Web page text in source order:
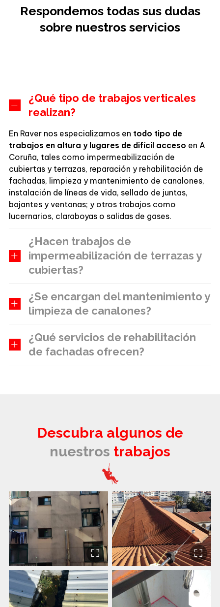
Respondemos todas sus dudas
sobre nuestros servicios
¿Qué tipo de trabajos verticales
realizan?
En Raver nos especializamos en todo tipo de
trabajos en altura y lugares de difícil acceso en A
Coruña, tales como impermeabilización de
cubiertas y terrazas, reparación y rehabilitación de
fachadas, limpieza y mantenimiento de canalones,
instalación de líneas de vida, sellado de juntas,
bajantes y ventanas; y otros trabajos como
lucernarios, claraboyas o salidas de gases.
¿Hacen trabajos de
impermeabilización de terrazas y
cubiertas?
¿Se encargan del mantenimiento y
limpieza de canalones?
¿Qué servicios de rehabilitación
de fachadas ofrecen?
Descubra algunos de
nuestros trabajos